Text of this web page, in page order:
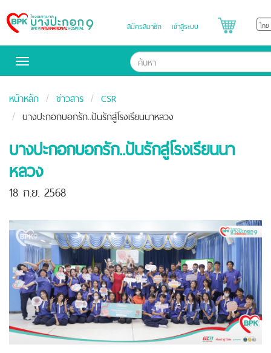
Bangpakok
Hospital
สมัครสมาชิก เข้าสู่ระบบ
Toggle
หน้าหลัก ข่าวสาร
CSR
บางปะกอกบอกรัก..ปันรักสู่โรงเรียนนาหลวง
บางปะกอกบอกรัก..ปันรักสู่โรงเรียนนา
หลวง
18 ก.ย. 2568